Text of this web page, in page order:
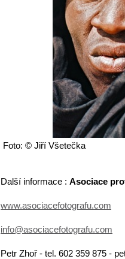
Foto: © Jiří Všetečka
Další informace : Asociace
www.asociacefotografu.com
info@asociacefotografu.com
Petr Zhoř - tel. 602 359 875 -